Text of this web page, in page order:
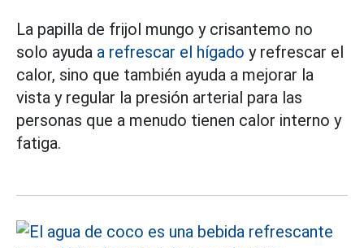
La papilla de frijol mungo y crisantemo no
solo ayuda a refrescar el hígado y refrescar el
calor, sino que también ayuda a mejorar la
vista y regular la presión arterial para las
personas que a menudo tienen calor interno y
fatiga.